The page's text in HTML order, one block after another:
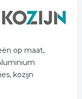
op maat,
kozijn